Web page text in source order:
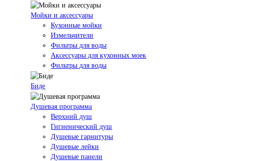
Мойки и аксессуары
Кухонные мойки
Измельчители
Фильтры для воды
Аксессуары для кухонных моек
Фильтры для воды
Биде
Душевая программа
Верхний душ
Гигиенический душ
Душевые гарнитуры
Душевые лейки
Душевые панели